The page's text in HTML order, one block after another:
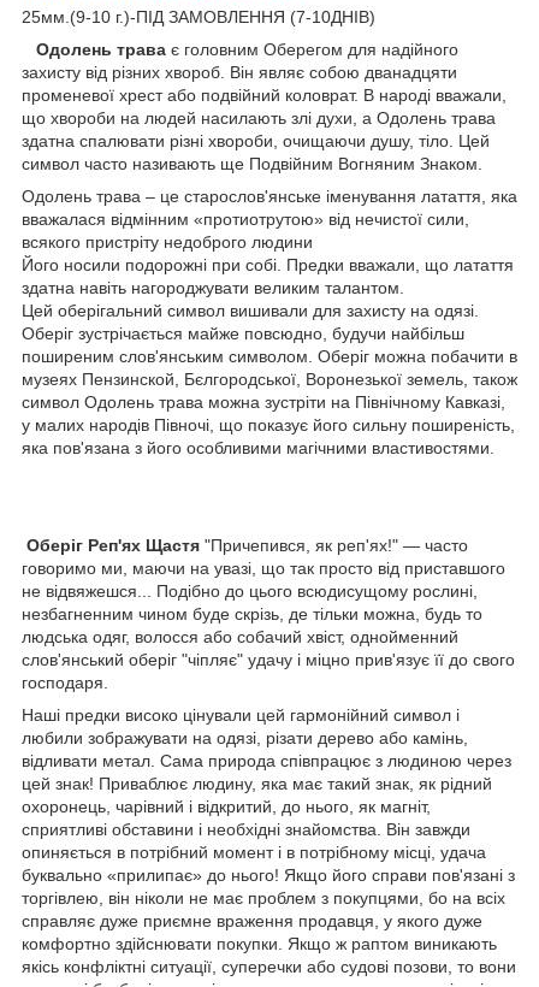
25мм.(9-10 г.)-ПІД ЗАМОВЛЕННЯ (7-10ДНІВ)
Одолень трава є головним Оберегом для надійного
захисту від різних хвороб. Він являє собою дванадцяти
променевої хрест або подвійний коловрат. В народі вважали,
що хвороби на людей насилають злі духи, а Одолень трава
здатна спалювати різні хвороби, очищаючи душу, тіло. Цей
символ часто називають ще Подвійним Вогняним Знаком.
Одолень трава – це старослов'янське іменування латаття, яка
вважалася відмінним «протиотрутою» від нечистої сили,
всякого пристріту недоброго людини
Його носили подорожні при собі. Предки вважали, що латаття
здатна навіть нагороджувати великим талантом.
Цей оберігальний символ вишивали для захисту на одязі.
Оберіг зустрічається майже повсюдно, будучи найбільш
поширеним слов'янським символом. Оберіг можна побачити в
музеях Пензинской, Бєлгородської, Воронезької земель, також
символ Одолень трава можна зустріти на Північному Кавказі,
у малих народів Півночі, що показує його сильну поширеність,
яка пов'язана з його особливими магічними властивостями.
Оберіг Реп'ях Щастя "Причепився, як реп'ях!" ― часто
говоримо ми, маючи на увазі, що так просто від приставшого
не відвяжешся... Подібно до цього всюдисущому рослині,
незбагненним чином буде скрізь, де тільки можна, будь то
людська одяг, волосся або собачий хвіст, однойменний
слов'янський оберіг "чіпляє" удачу і міцно прив'язує її до свого
господаря.
Наші предки високо цінували цей гармонійний символ і
любили зображувати на одязі, різати дерево або камінь,
відливати метал. Сама природа співпрацює з людиною через
цей знак! Приваблює людину, яка має такий знак, як рідний
охоронець, чарівний і відкритий, до нього, як магніт,
сприятливі обставини і необхідні знайомства. Він завжди
опиняється в потрібний момент і в потрібному місці, удача
буквально «прилипає» до нього! Якщо його справи пов'язані з
торгівлею, він ніколи не має проблем з покупцями, бо на всіх
справляє дуже приємне враження продавця, у якого дуже
комфортно здійснювати покупки. Якщо ж раптом виникають
якісь конфліктні ситуації, суперечки або судові позови, то вони